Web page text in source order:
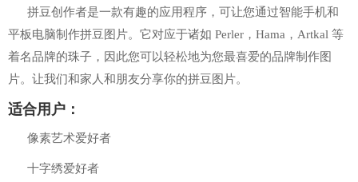
拼豆创作者是一款有趣的应用程序，可让您通过智能手机和
平板电脑制作拼豆图片。它对应于诸如 Perler，Hama，Artkal 等
着名品牌的珠子，因此您可以轻松地为您最喜爱的品牌制作图
片。让我们和家人和朋友分享你的拼豆图片。
适合用户：
像素艺术爱好者
十字绣爱好者